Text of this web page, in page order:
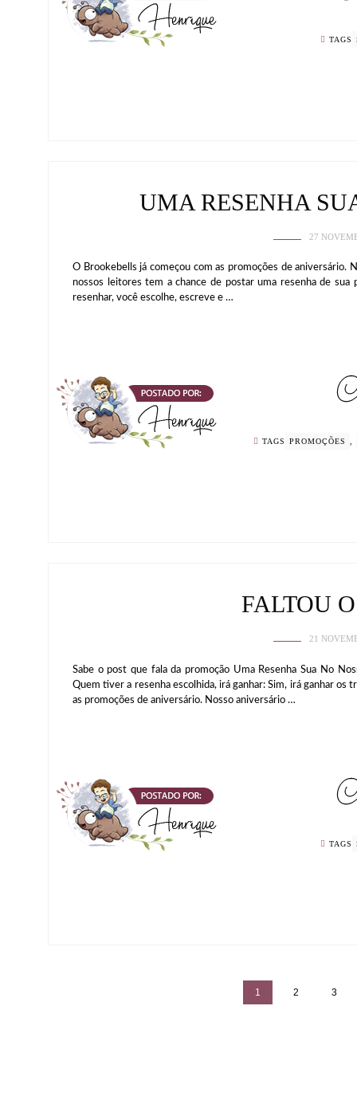
TAGS
UMA RESENHA
27
O Brookebells já começou com as promoções de aniversário.
nossos leitores tem a chance de postar uma resenha de
resenhar, você escolhe, escreve e …
TAGS PROMOÇÕES ,
FALTOU
21
Sabe o post que fala da promoção Uma Resenha Sua No
Quem tiver a resenha escolhida, irá ganhar: Sim, irá ganhar
as promoções de aniversário. Nosso aniversário …
TAGS
1 2 3